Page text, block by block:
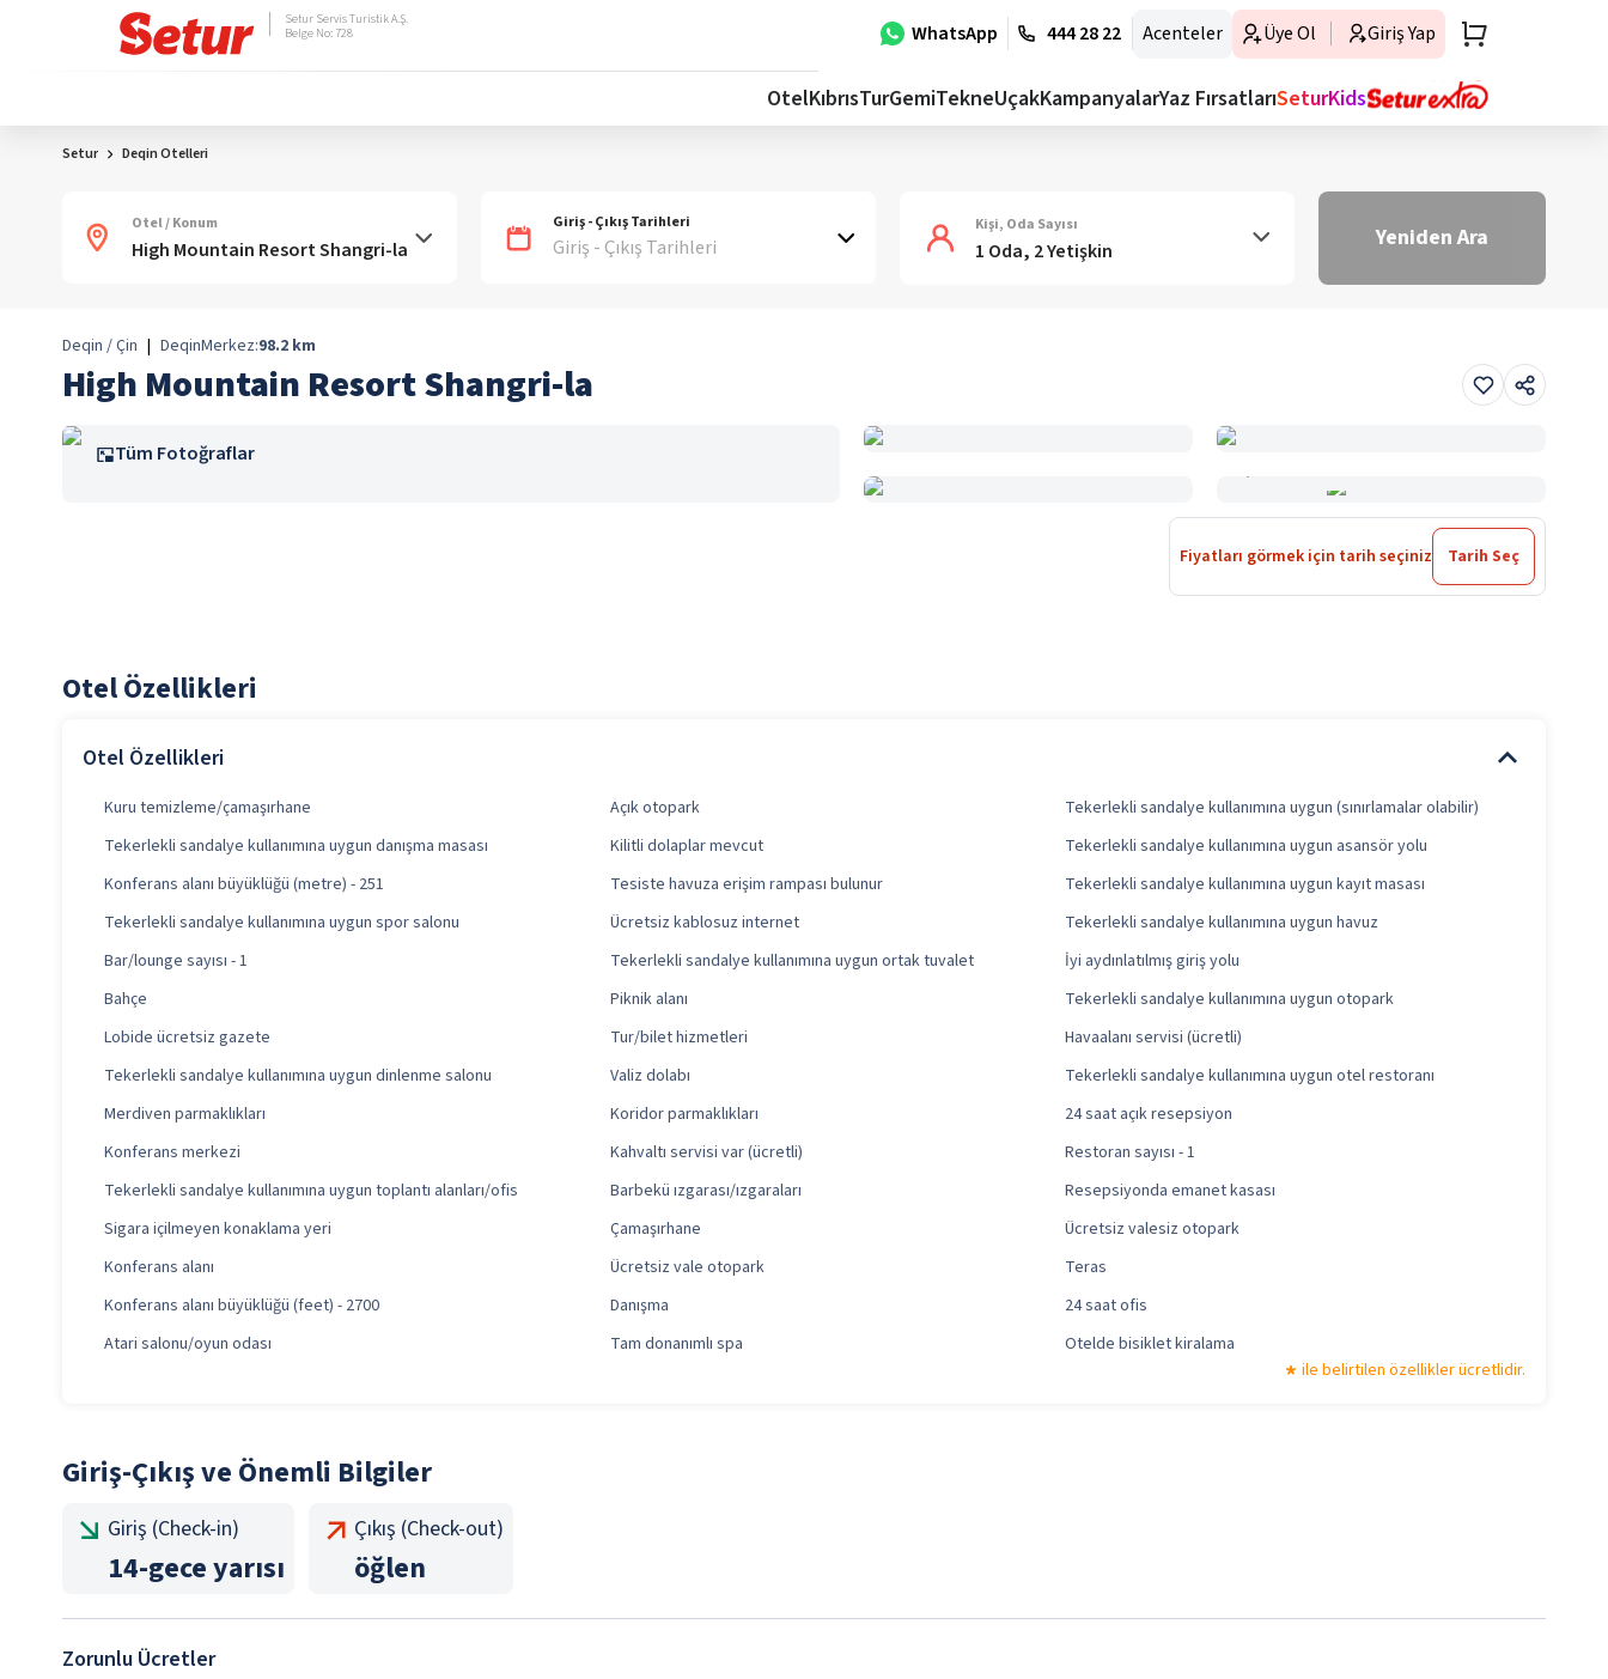
WhatsApp 444 28 22 Acenteler Üye Ol Giriş Yap
Setur Servis Turistik A.Ş.
Belge No: 728
OtelKıbrısTurGemiTekneUçakKampanyalarYaz FırsatlarıSeturKids
Setur Deqin Otelleri
Otel / Konum Giriş - Çıkış Tarihleri
Giriş - Çıkış Tarihleri
Kişi, Oda Sayısı
1 Oda, 2 Yetişkin Yeniden Ara
Deqin / Çin | DeqinMerkez:98.2 km
High Mountain Resort Shangri-la
Tüm Fotoğraflar
Fiyatları görmek için tarih seçiniz Tarih Seç
Otel Özellikleri
Otel Özellikleri
Kuru temizleme/çamaşırhane Açık otopark
Tekerlekli sandalye kullanımına uygun (sınırlamalar olabilir)
Tekerlekli sandalye kullanımına uygun danışma masası
Kilitli dolaplar mevcut
Tekerlekli sandalye kullanımına uygun asansör yolu
Konferans alanı büyüklüğü (metre) - 251
Tesiste havuza erişim rampası bulunur
Tekerlekli sandalye kullanımına uygun kayıt masası
Tekerlekli sandalye kullanımına uygun spor salonu
Ücretsiz kablosuz internet
Tekerlekli sandalye kullanımına uygun havuz
Bar/lounge sayısı - 1
Tekerlekli sandalye kullanımına uygun ortak tuvalet
İyi aydınlatılmış giriş yolu
Bahçe
Piknik alanı
Tekerlekli sandalye kullanımına uygun otopark
Lobide ücretsiz gazete
Tur/bilet hizmetleri
Havaalanı servisi (ücretli)
Tekerlekli sandalye kullanımına uygun dinlenme salonu
Valiz dolabı
Tekerlekli sandalye kullanımına uygun otel restoranı
Merdiven parmaklıkları
Koridor parmaklıkları
24 saat açık resepsiyon
Konferans merkezi
Kahvaltı servisi var (ücretli)
Restoran sayısı - 1
Tekerlekli sandalye kullanımına uygun toplantı alanları/ofis
Barbekü ızgarası/ızgaraları
Resepsiyonda emanet kasası
Sigara içilmeyen konaklama yeri
Çamaşırhane
Ücretsiz valesiz otopark
Konferans alanı
Ücretsiz vale otopark
Teras
Konferans alanı büyüklüğü (feet) - 2700
Danışma
24 saat ofis
Atari salonu/oyun odası
Tam donanımlı spa
Otelde bisiklet kiralama
ile belirtilen özellikler ücretlidir.
Giriş-Çıkış ve Önemli Bilgiler
Giriş (Check-in)
14-gece yarısı
Çıkış (Check-out)
öğlen
Zorunlu Ücretler